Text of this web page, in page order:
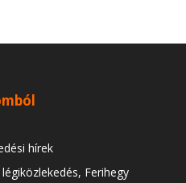
hírek
Ferihegy